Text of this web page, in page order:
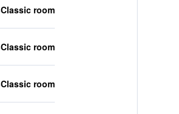
Classic room، نوع السرير غير معروف
Classic room، نوع السرير غير معروف
Classic room، نوع السرير غير معروف